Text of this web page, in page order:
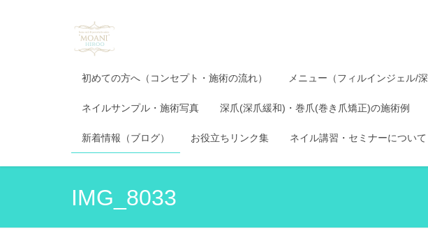
初めての方へ（コンセプト・施術の流れ） メニュー（フィルインジェル/
ネイルサンプル・施術写真 深爪(深爪緩和)・巻爪(巻き爪矯正)の施術例
新着情報（ブログ） お役立ちリンク集 ネイル講習・セミナーについ
IMG_8033